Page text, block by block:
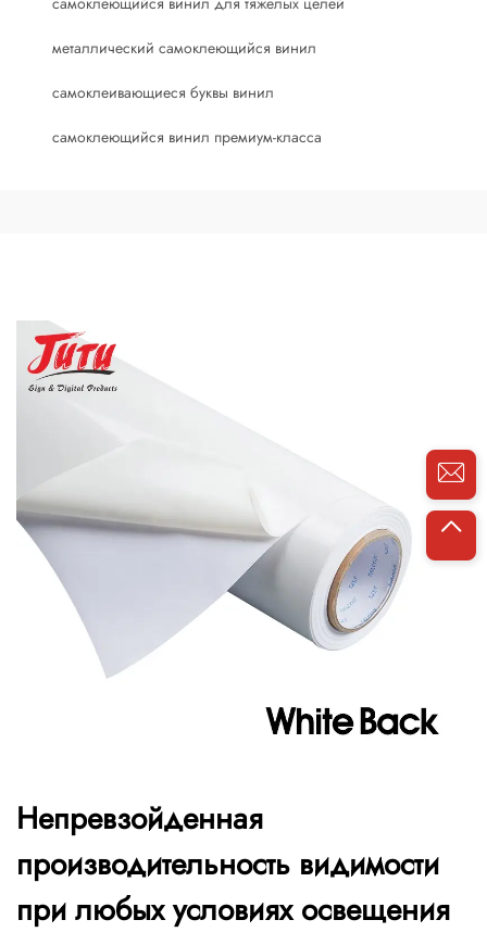
металлический самоклеющийся винил
самоклеивающиеся буквы винил
самоклеющийся винил премиум-класса
Непревзойденная
производительность видимости
при любых условиях освещения